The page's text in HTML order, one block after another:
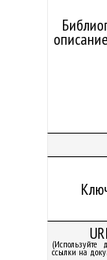
(Используйте
ссылки на